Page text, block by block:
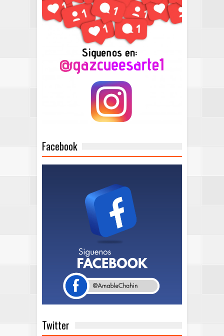
Facebook
Twitter